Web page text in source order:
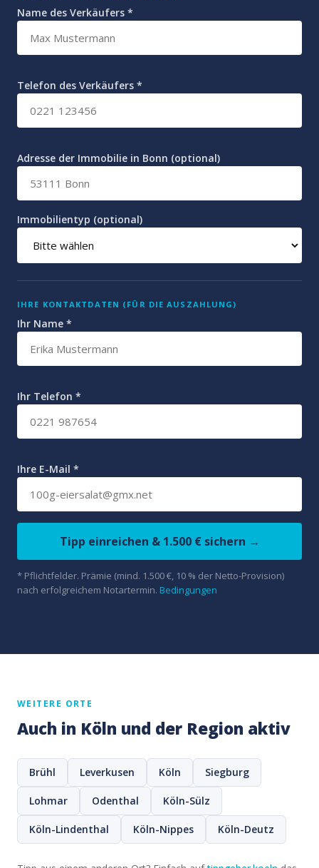
Name des Verkäufers *
Telefon des Verkäufers *
Adresse der Immobilie in Bonn (optional)
Immobilientyp (optional)
IHRE KONTAKTDATEN (FÜR DIE AUSZAHLUNG)
Ihr Name *
Ihr Telefon *
Ihre E-Mail *
Tipp einreichen & 1.500 € sichern →
* Pflichtfelder. Prämie (mind. 1.500 €, 10 % der Netto-Provision)
nach erfolgreichem Notartermin. Bedingungen
WEITERE ORTE
Auch in Köln und der Region aktiv
Brühl Leverkusen Köln Siegburg
Lohmar Odenthal Köln-Sülz
Köln-Lindenthal Köln-Nippes Köln-Deutz